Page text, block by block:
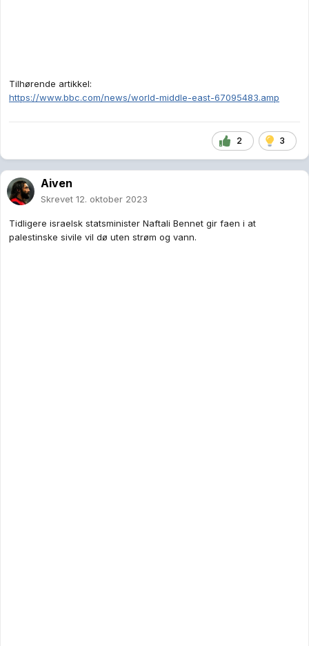
Tilhørende artikkel:
https://www.bbc.com/news/world-middle-east-67095483.amp
2 3
Aiven
Skrevet 12. oktober 2023
Tidligere israelsk statsminister Naftali Bennet gir faen i at
palestinske sivile vil dø uten strøm og vann.